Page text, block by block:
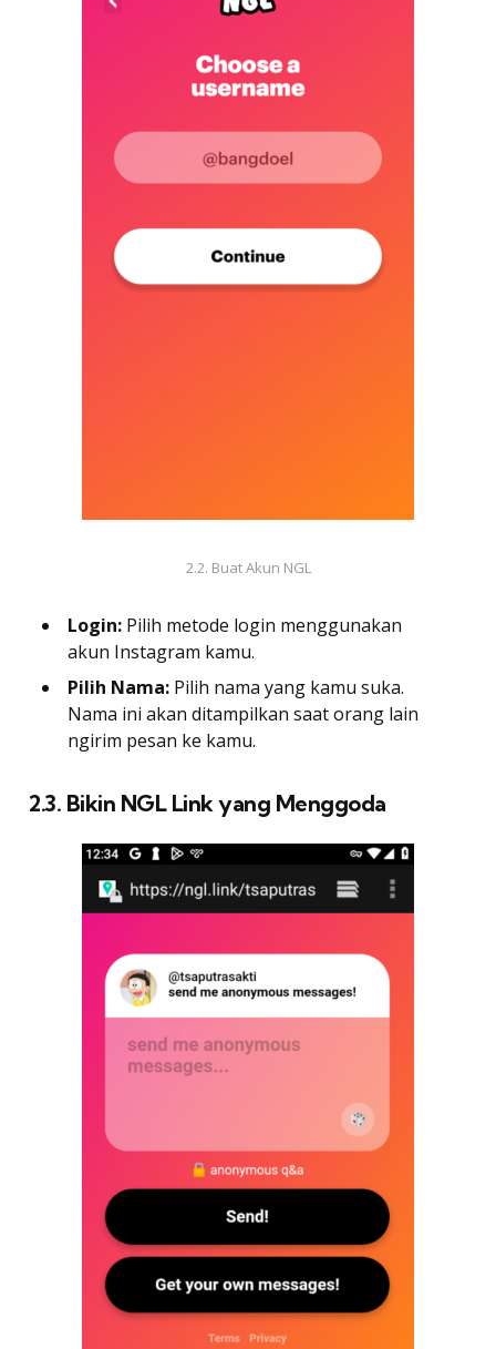
2.2. Buat Akun NGL
Login: Pilih metode login menggunakan
akun Instagram kamu.
Pilih Nama: Pilih nama yang kamu suka.
Nama ini akan ditampilkan saat orang lain
ngirim pesan ke kamu.
2.3. Bikin NGL Link yang Menggoda